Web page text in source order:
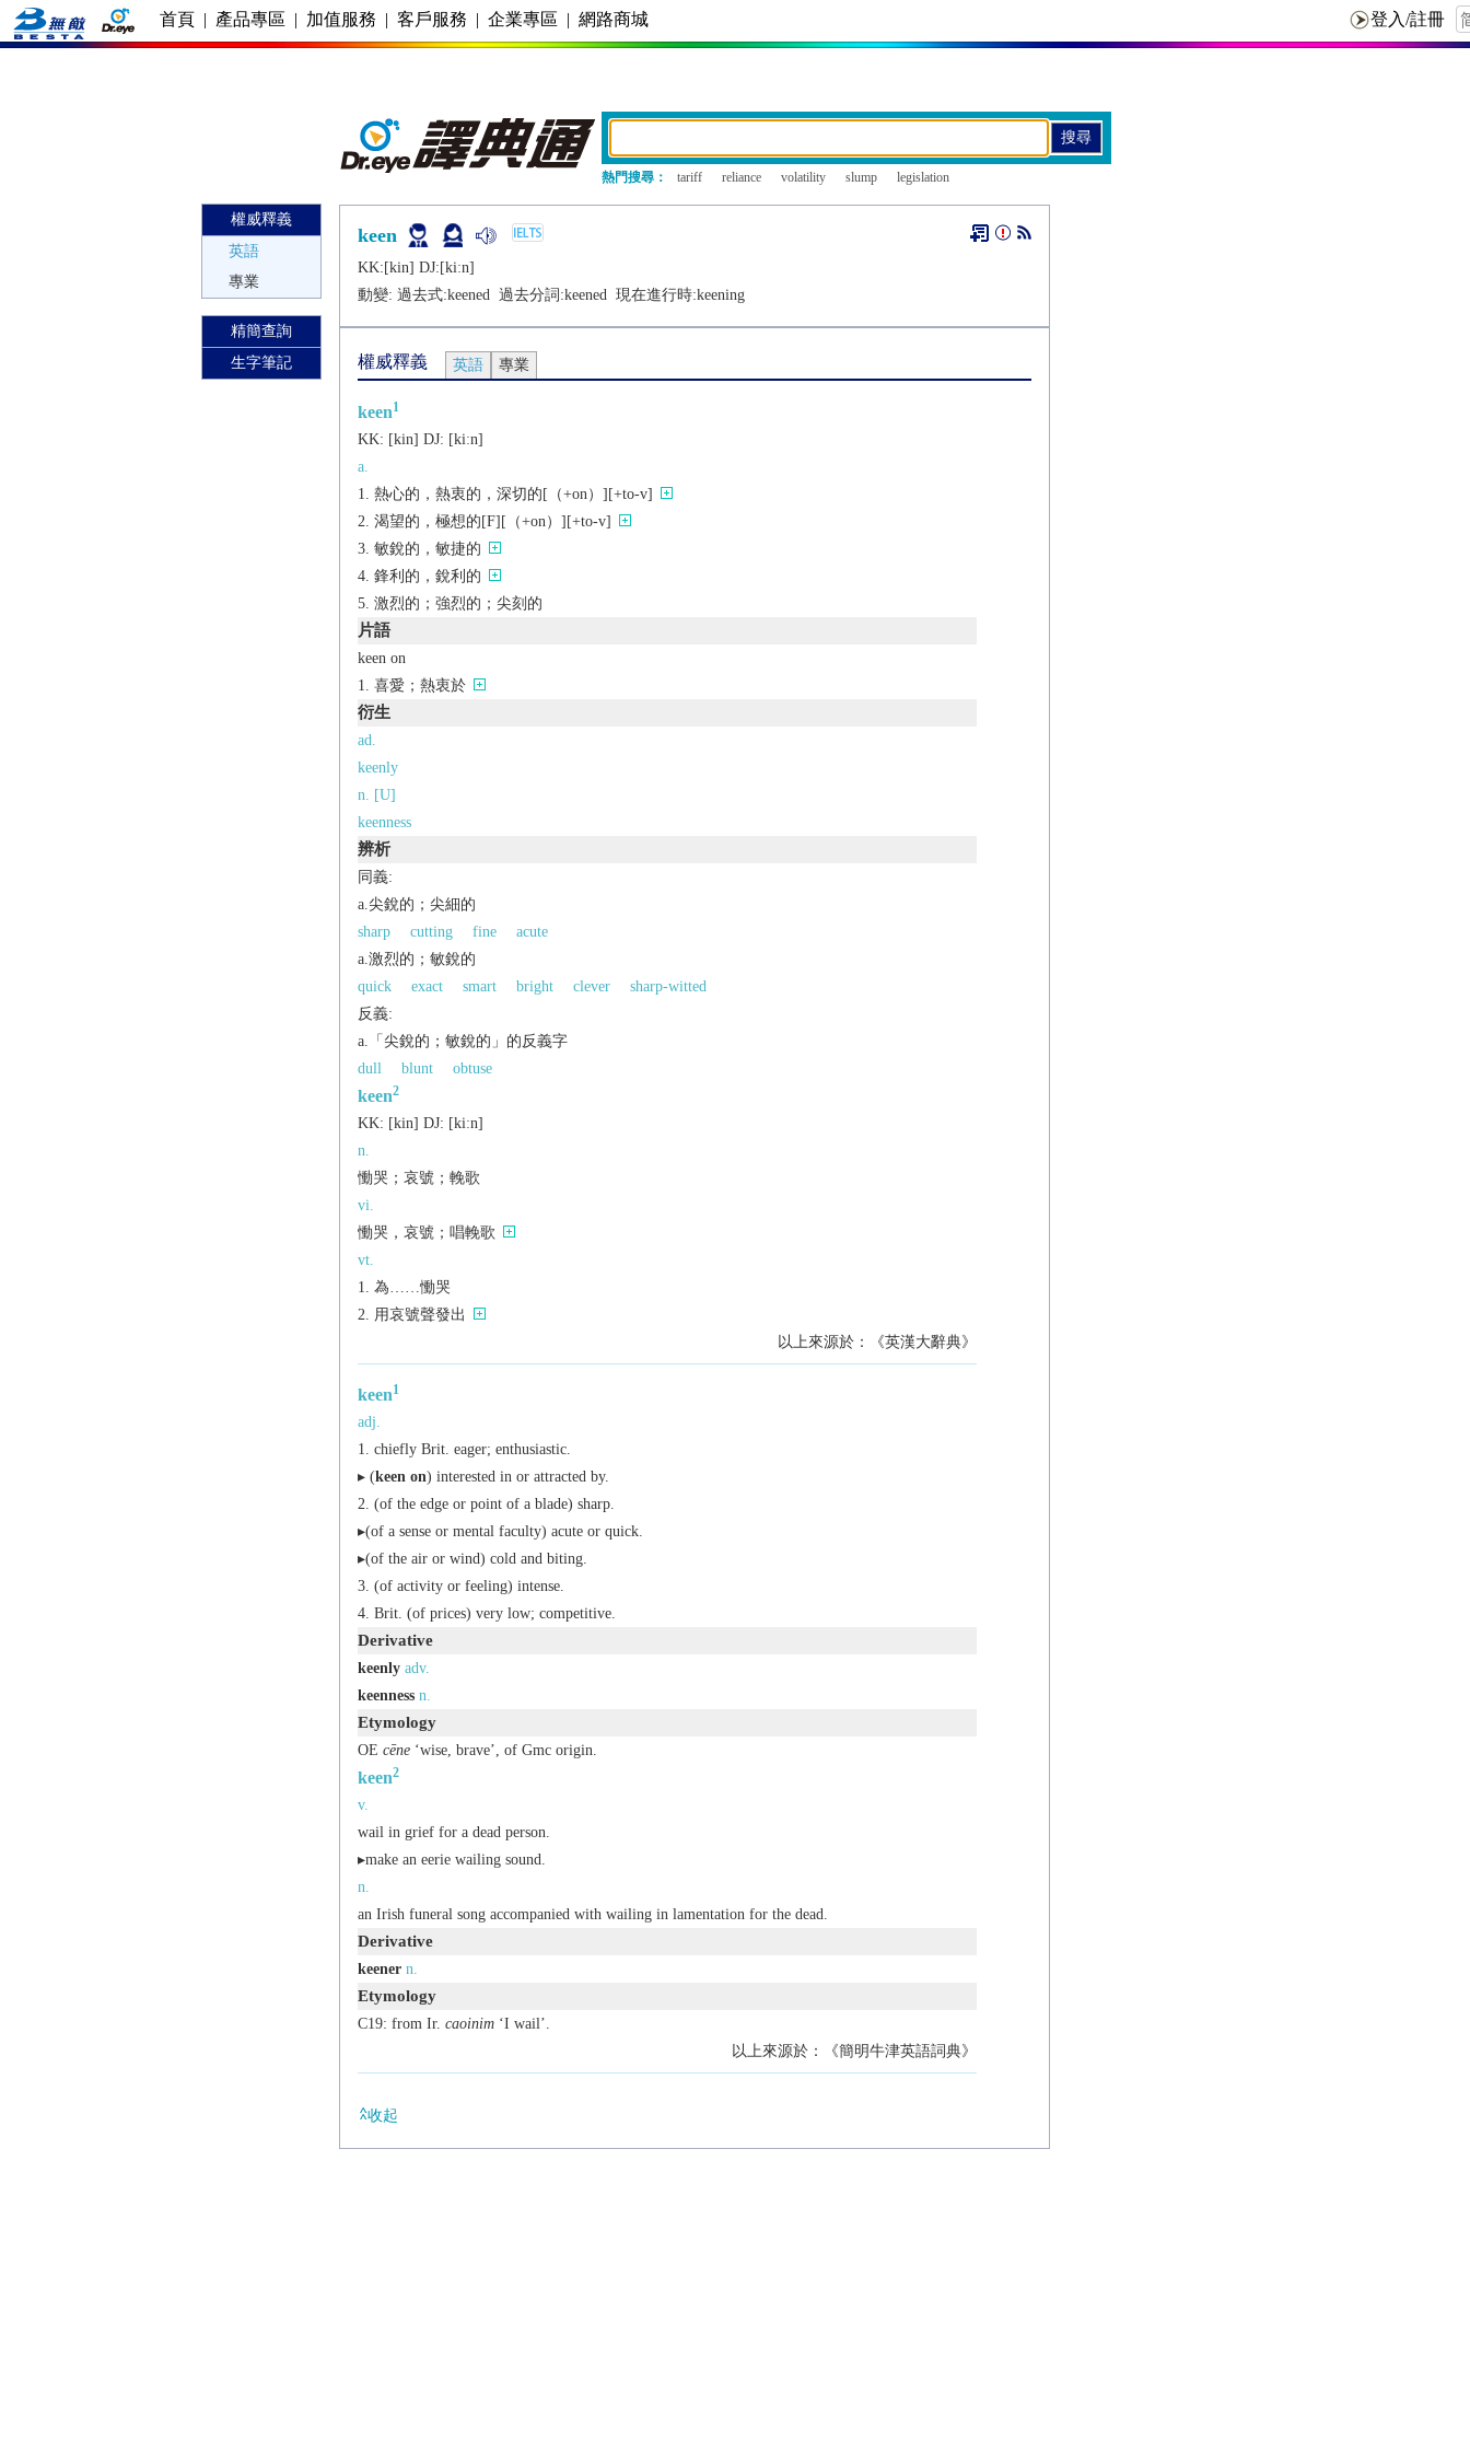
首頁 | 產品專區 | 加值服務 | 客戶服務 | 企業專區 | 網路商城
熱門搜尋： tariff reliance volatility slump legislation
權威釋義
英語
專業
精簡查詢
生字筆記
keen
KK:[kin] DJ:[kiːn]
動變: 過去式:keened 過去分詞:keened 現在進行時:keening
權威釋義 英語 專業
keen1
KK: [kin] DJ: [kiːn]
a.
熱心的，熱衷的，深切的[（+on）][+to-v]
渴望的，極想的[F][（+on）][+to-v]
敏銳的，敏捷的
鋒利的，銳利的
激烈的；強烈的；尖刻的
片語
keen on
喜愛；熱衷於
衍生
ad.
keenly
n. [U]
keenness
辨析
同義:
a.尖銳的；尖細的
sharp
cutting fine
acute
a.激烈的；敏銳的
quick
exact smart bright clever
sharp-witted
反義:
a.「尖銳的；敏銳的」的反義字
dull
blunt obtuse
keen2
KK: [kin] DJ: [kiːn]
n.
慟哭；哀號；輓歌
vi.
慟哭，哀號；唱輓歌
vt.
為……慟哭
用哀號聲發出
以上來源於：《英漢大辭典》
keen1
adj.
chiefly Brit. eager; enthusiastic.
▸ (keen on) interested in or attracted by.
(of the edge or point of a blade) sharp.
▸(of a sense or mental faculty) acute or quick.
▸(of the air or wind) cold and biting.
(of activity or feeling) intense.
Brit. (of prices) very low; competitive.
Derivative
keenly adv.
keenness n.
Etymology
OE cēne‘wise, brave’, of Gmc origin.
keen2
v.
wail in grief for a dead person.
▸make an eerie wailing sound.
n.
an Irish funeral song accompanied with wailing in lamentation for the dead.
Derivative
keener n.
Etymology
C19: from Ir. caoinim‘I wail’.
以上來源於：《簡明牛津英語詞典》
收起